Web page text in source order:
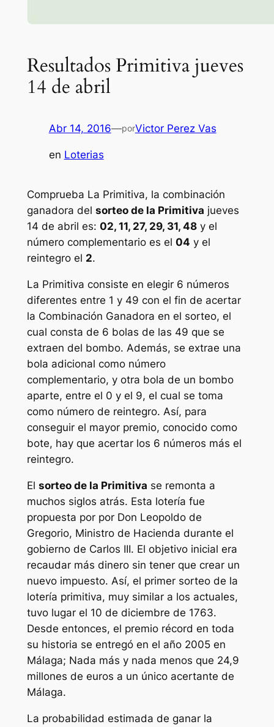
Resultados Primitiva jueves
14 de abril
Abr 14, 2016—porVictor Perez Vas
en Loterias
Comprueba La Primitiva, la combinación
ganadora del sorteo de la Primitiva jueves
14 de abril es: 02, 11, 27, 29, 31, 48y el
número complementario es el 04 y el
reintegro el 2.
La Primitiva consiste en elegir 6 números
diferentes entre 1 y 49 con el fin de acertar
la Combinación Ganadora en el sorteo, el
cual consta de 6 bolas de las 49 que se
extraen del bombo. Además, se extrae una
bola adicional como número
complementario, y otra bola de un bombo
aparte, entre el 0 y el 9, el cual se toma
como número de reintegro. Así, para
conseguir el mayor premio, conocido como
bote, hay que acertar los 6 números más el
reintegro.
El sorteo de la Primitiva se remonta a
muchos siglos atrás. Esta lotería fue
propuesta por por Don Leopoldo de
Gregorio, Ministro de Hacienda durante el
gobierno de Carlos III. El objetivo inicial era
recaudar más dinero sin tener que crear un
nuevo impuesto. Así, el primer sorteo de la
lotería primitiva, muy similar a los actuales,
tuvo lugar el 10 de diciembre de 1763.
Desde entonces, el premio récord en toda
su historia se entregó en el año 2005 en
Málaga; Nada más y nada menos que 24,9
millones de euros a un único acertante de
Málaga.
La probabilidad estimada de ganar la